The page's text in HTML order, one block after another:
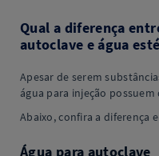
Qual a diferença
autoclave e água
Apesar de serem
água para injeção
Abaixo, confira a diferença
Água para autoclave